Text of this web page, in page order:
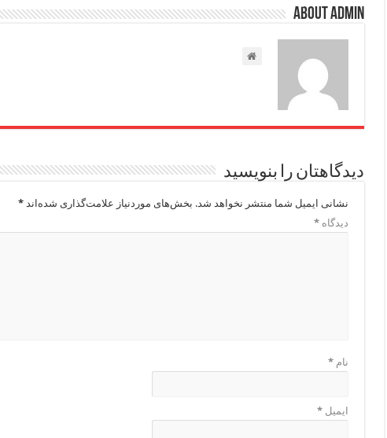
About admin
دیدگاهتان را بنویسید
نشانی ایمیل شما منتشر نخواهد شد. بخش‌های موردنیاز علامت‌گذاری شده‌اند*
دیدگاه*
نام*
ایمیل*